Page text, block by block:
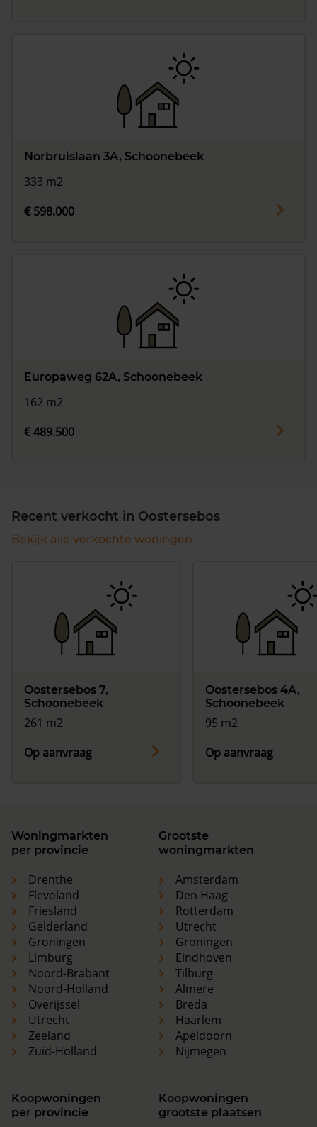
Norbruislaan 3A, Schoonebeek
333 m2
€ 598.000
Europaweg 62A, Schoonebeek
162 m2
€ 489.500
Recent verkocht in Oostersebos
Bekijk alle verkochte woningen
Oostersebos 7,
Schoonebeek
261 m2
Op aanvraag
Oostersebos 4A,
Schoonebeek
95 m2
Op aanvraag
Woningmarkten
per provincie
Drenthe
Flevoland
Friesland
Gelderland
Groningen
Limburg
Noord-Brabant
Noord-Holland
Overijssel
Utrecht
Zeeland
Zuid-Holland
Grootste
woningmarkten
Amsterdam
Den Haag
Rotterdam
Utrecht
Groningen
Eindhoven
Tilburg
Almere
Breda
Haarlem
Apeldoorn
Nijmegen
Koopwoningen
per provincie
Koopwoningen
grootste plaatsen